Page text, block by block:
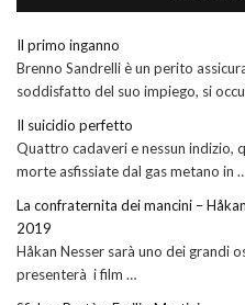
Il primo inganno
Brenno Sandrelli è un perito
soddisfatto del suo impiego, si
Il suicidio perfetto
Quattro cadaveri e nessun indizio,
morte asfissiate dal gas metano in
La confraternita dei mancini –
2019
Håkan Nesser sarà uno dei grandi
presenterà i film …